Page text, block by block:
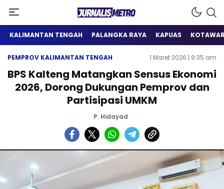
Jurnalis Metro
Satu Wadah Informasi
KALIMANTAN TENGAH PALANGKA RAYA KAPUAS
PEMPROV KALIMANTAN TENGAH 1 Maret 2026 | 9:35 am
BPS Kalteng Matangkan Sensus Ekonomi
2026, Dorong Dukungan Pemprov dan
Partisipasi UMKM
P. Hidayad